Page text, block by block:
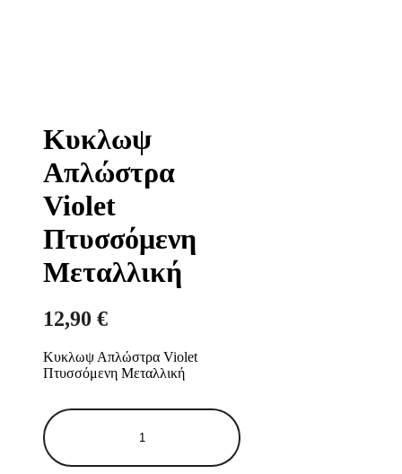
Κυκλωψ
Απλώστρα
Violet
Πτυσσόμενη
Μεταλλική
12,90 €
Κυκλωψ Απλώστρα Violet
Πτυσσόμενη Μεταλλική
Απλώστρα
Πτυσσόμενη